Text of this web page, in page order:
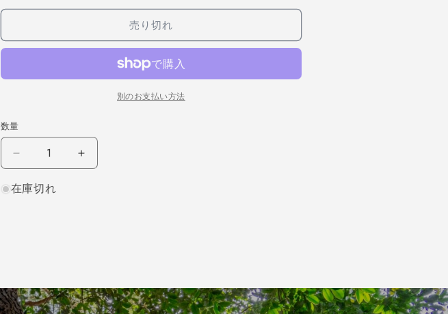
売り切れ
別のお支払い方法
数量
イ
目
1000×12×200
ホ
目
1000×12×200
在庫切れ